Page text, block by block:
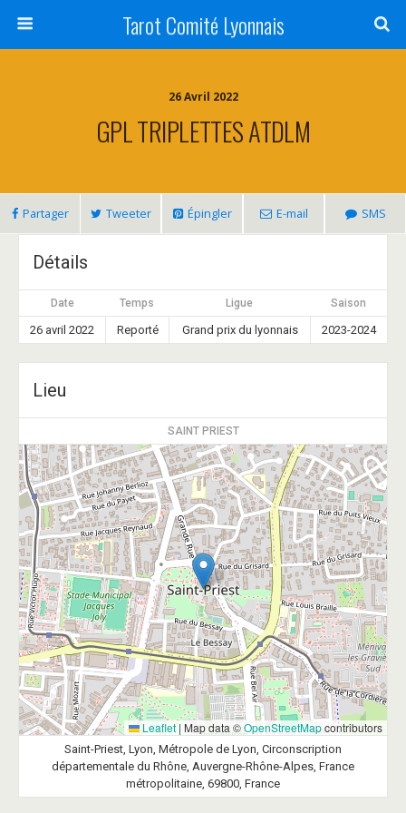
Tarot Comité Lyonnais
26 Avril 2022
GPL TRIPLETTES ATDLM
Partager Tweeter Épingler E-mail SMS
Détails
Date Temps Ligue Saison
26 avril 2022 Reporté Grand prix du lyonnais 2023-2024
Lieu
SAINT PRIEST
Leaflet | Map data ©OpenStreetMapcontributors
Saint-Priest, Lyon, Métropole de Lyon, Circonscription
départementale du Rhône, Auvergne-Rhône-Alpes, France
métropolitaine, 69800, France